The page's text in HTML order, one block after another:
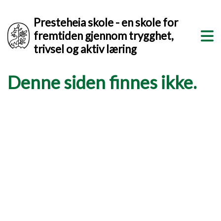
Presteheia skole - en skole for
fremtiden gjennom trygghet,
trivsel og aktiv læring
Denne siden finnes ikke.